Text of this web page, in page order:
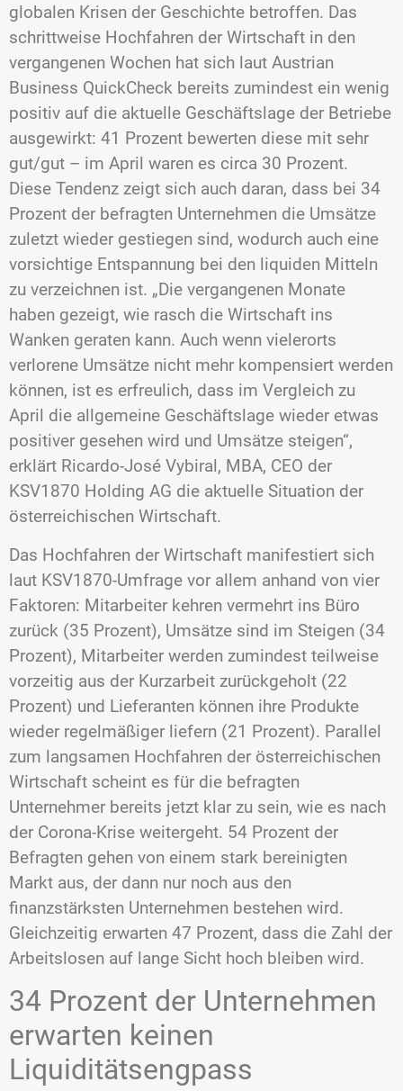
globalen Krisen der Geschichte betroffen. Das
schrittweise Hochfahren der Wirtschaft in den
vergangenen Wochen hat sich laut Austrian
Business QuickCheck bereits zumindest ein wenig
positiv auf die aktuelle Geschäftslage der Betriebe
ausgewirkt: 41 Prozent bewerten diese mit sehr
gut/gut – im April waren es circa 30 Prozent.
Diese Tendenz zeigt sich auch daran, dass bei 34
Prozent der befragten Unternehmen die Umsätze
zuletzt wieder gestiegen sind, wodurch auch eine
vorsichtige Entspannung bei den liquiden Mitteln
zu verzeichnen ist. „Die vergangenen Monate
haben gezeigt, wie rasch die Wirtschaft ins
Wanken geraten kann. Auch wenn vielerorts
verlorene Umsätze nicht mehr kompensiert werden
können, ist es erfreulich, dass im Vergleich zu
April die allgemeine Geschäftslage wieder etwas
positiver gesehen wird und Umsätze steigen“,
erklärt Ricardo-José Vybiral, MBA, CEO der
KSV1870 Holding AG die aktuelle Situation der
österreichischen Wirtschaft.
Das Hochfahren der Wirtschaft manifestiert sich
laut KSV1870-Umfrage vor allem anhand von vier
Faktoren: Mitarbeiter kehren vermehrt ins Büro
zurück (35 Prozent), Umsätze sind im Steigen (34
Prozent), Mitarbeiter werden zumindest teilweise
vorzeitig aus der Kurzarbeit zurückgeholt (22
Prozent) und Lieferanten können ihre Produkte
wieder regelmäßiger liefern (21 Prozent). Parallel
zum langsamen Hochfahren der österreichischen
Wirtschaft scheint es für die befragten
Unternehmer bereits jetzt klar zu sein, wie es nach
der Corona-Krise weitergeht. 54 Prozent der
Befragten gehen von einem stark bereinigten
Markt aus, der dann nur noch aus den
finanzstärksten Unternehmen bestehen wird.
Gleichzeitig erwarten 47 Prozent, dass die Zahl der
Arbeitslosen auf lange Sicht hoch bleiben wird.
34 Prozent der Unternehmen
erwarten keinen
Liquiditätsengpass